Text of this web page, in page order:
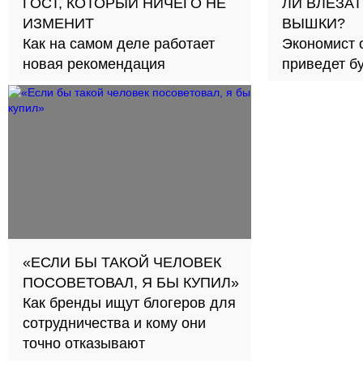
ГОСТ, КОТОРЫЙ НИЧЕГО НЕ
ИЗМЕНИТ
Как на самом деле работает
новая рекомендация
ЛИ
ВЫШКИ?
Экономист
приведет
«ЕСЛИ БЫ ТАКОЙ ЧЕЛОВЕК
ПОСОВЕТОВАЛ, Я БЫ КУПИЛ»
Как бренды ищут блогеров для
сотрудничества и кому они
точно отказывают